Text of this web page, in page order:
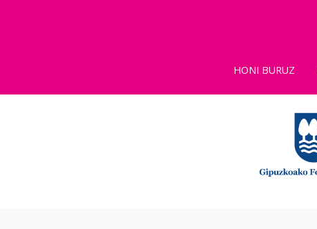
HONI BURUZ